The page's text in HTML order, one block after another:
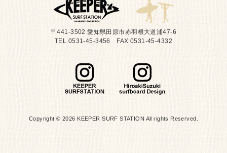
〒441-3502 愛知県田原市赤羽根大道浦47-6
TEL 0531-45-3456 FAX 0531-45-4332
Copyright © 2026 KEEPER SURF STATION All rights Reserved.